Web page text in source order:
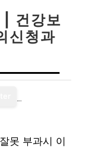
| 건강보
신청과
못 부과시 이